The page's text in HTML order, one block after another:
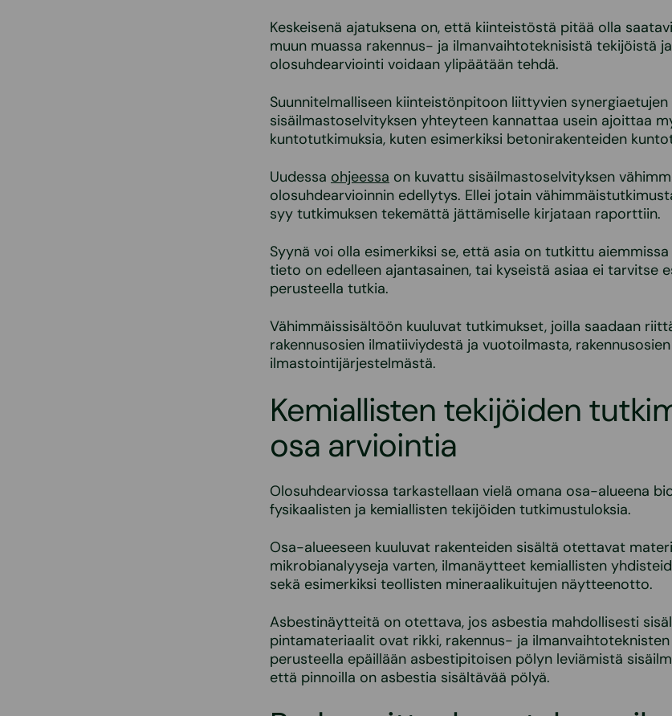
Keskeisenä ajatuksena on, että kiinteistöstä pitää olla
muun muassa rakennus- ja ilmanvaihtoteknisistä tekijöistä
olosuhdearviointi voidaan ylipäätään tehdä.
Suunnitelmalliseen kiinteistönpitoon liittyvien synergiaetujen
sisäilmastoselvityksen yhteyteen kannattaa usein ajoittaa
kuntotutkimuksia, kuten esimerkiksi betonirakenteiden
Uudessa ohjeessa on kuvattu sisäilmastoselvityksen
olosuhdearvioinnin edellytys. Ellei jotain
syy tutkimuksen tekemättä jättämiselle kirjataan raporttiin.
Syynä voi olla esimerkiksi se, että asia on tutkittu
tieto on edelleen ajantasainen, tai kyseistä asiaa ei tarvitse
perusteella tutkia.
Vähimmäissisältöön kuuluvat tutkimukset, joilla saadaan
rakennusosien ilmatiiviydestä ja vuotoilmasta,
ilmastointijärjestelmästä.
Kemiallisten tekijöiden
osa arviointia
Olosuhdearviossa tarkastellaan vielä omana osa-alueena
fysikaalisten ja kemiallisten tekijöiden tutkimustuloksia.
Osa-alueeseen kuuluvat rakenteiden sisältä otettavat
mikrobianalyyseja varten, ilmanäytteet kemiallisten
sekä esimerkiksi teollisten mineraalikuitujen näytteenotto.
Asbestinäytteitä on otettava, jos asbestia mahdollisesti
pintamateriaalit ovat rikki, rakennus- ja
perusteella epäillään asbestipitoisen pölyn leviämistä
että pinnoilla on asbestia sisältävää pölyä.